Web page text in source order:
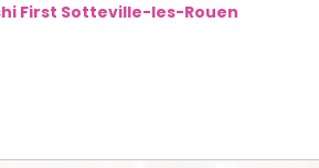
First Sotteville-les-Rouen